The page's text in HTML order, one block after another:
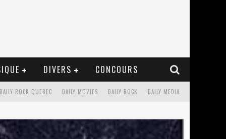
DIVERS CONCOURS
DAILY MEDIA
DAILY ROCK
DAILY MOVIES
DAILY ROCK QUEBEC